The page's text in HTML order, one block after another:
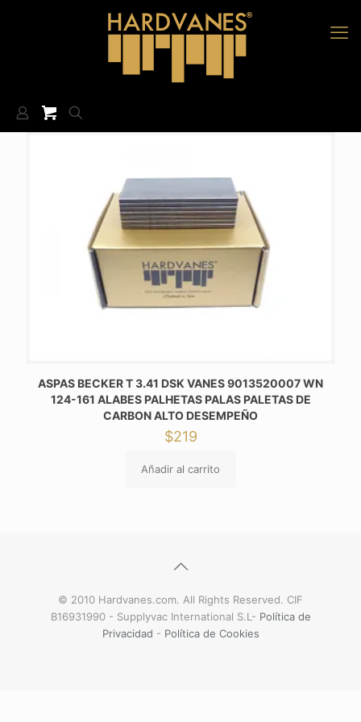
ASPAS BECKER T 3.41 DSK VANES 9013520007 WN
124-161 ALABES PALHETAS PALAS PALETAS DE
CARBON ALTO DESEMPEÑO
$219
Añadir al carrito
© 2010 Hardvanes.com. All Rights Reserved. CIF
B16931990 - Supplyvac International S.L- Política de
Privacidad - Política de Cookies